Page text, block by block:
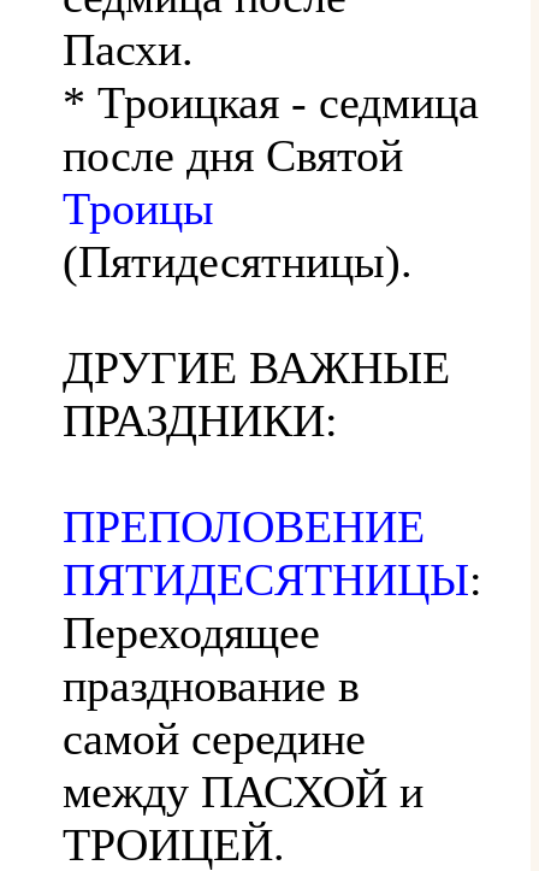
Пасхи.
* Троицкая - седмица
после дня Святой
Троицы
(Пятидесятницы).
ДРУГИЕ ВАЖНЫЕ
ПРАЗДНИКИ:
ПРЕПОЛОВЕНИЕ
ПЯТИДЕСЯТНИЦЫ:
Переходящее
празднование в
самой середине
между ПАСХОЙ и
ТРОИЦЕЙ.